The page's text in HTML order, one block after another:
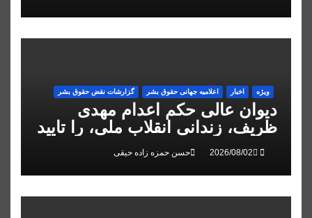
ویژه اخبار اعلاميه جهانی حقوق بشر گزارشات نقض حقوق بشر
دیوان عالی حکم اعدام مهدی
ظریف، زندانی انقلاب ملی، را تایید
کرد
حسن حمزه زاده حیقی